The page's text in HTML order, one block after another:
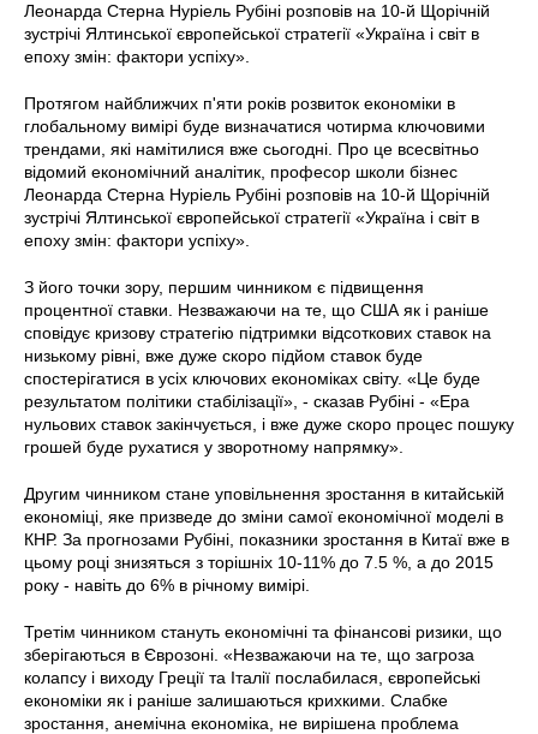
Леонарда Стерна Нуріель Рубіні розповів на 10-й Щорічній
зустрічі Ялтинської європейської стратегії «Україна і світ в
епоху змін: фактори успіху».
Протягом найближчих п'яти років розвиток економіки в
глобальному вимірі буде визначатися чотирма ключовими
трендами, які намітилися вже сьогодні. Про це всесвітньо
відомий економічний аналітик, професор школи бізнес
Леонарда Стерна Нуріель Рубіні розповів на 10-й Щорічній
зустрічі Ялтинської європейської стратегії «Україна і світ в
епоху змін: фактори успіху».
З його точки зору, першим чинником є підвищення
процентної ставки. Незважаючи на те, що США як і раніше
сповідує кризову стратегію підтримки відсоткових ставок на
низькому рівні, вже дуже скоро підйом ставок буде
спостерігатися в усіх ключових економіках світу. «Це буде
результатом політики стабілізації», - сказав Рубіні - «Ера
нульових ставок закінчується, і вже дуже скоро процес пошуку
грошей буде рухатися у зворотному напрямку».
Другим чинником стане уповільнення зростання в китайській
економіці, яке призведе до зміни самої економічної моделі в
КНР. За прогнозами Рубіні, показники зростання в Китаї вже в
цьому році знизяться з торішніх 10-11% до 7.5 %, а до 2015
року - навіть до 6% в річному вимірі.
Третім чинником стануть економічні та фінансові ризики, що
зберігаються в Єврозоні. «Незважаючи на те, що загроза
колапсу і виходу Греції та Італії послабилася, європейські
економіки як і раніше залишаються крихкими. Слабке
зростання, анемічна економіка, не вирішена проблема